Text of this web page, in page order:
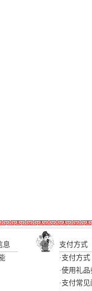
息
支付方式
·支付方式
·使用礼品
·支付常